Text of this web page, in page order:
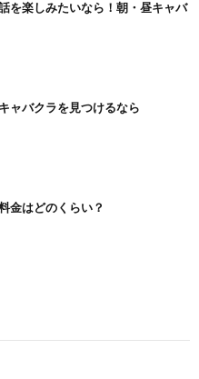
を楽しみたいなら！朝・昼キャバ
ャバクラを見つけるなら
金はどのくらい？